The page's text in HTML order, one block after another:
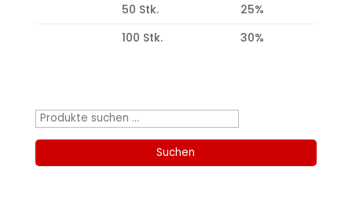
50 Stk.
25%
100 Stk.
30%
Suchen
Suchen